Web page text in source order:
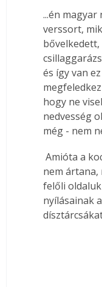
...én
verssort,
és így van
hogy ne
nedvesség
még - nem
Amióta a kocsik kerekeit kívülről dísztárcsák fedik, nemigen nézünk mögéjük. Márpedig
nem ártana,
felőli
nyílásainak